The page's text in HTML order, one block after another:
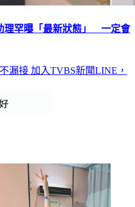
理罕曝「最新狀態」 一定會
漏接 加入TVBS新聞LINE，